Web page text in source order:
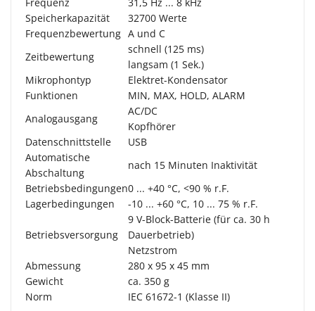
Speicherkapazität
32700 Werte
Frequenzbewertung A und C
Zeitbewertung
schnell (125 ms)
langsam (1 Sek.)
Mikrophontyp
Elektret-Kondensator
Funktionen
MIN, MAX, HOLD, ALARM
Analogausgang
AC/DC
Kopfhörer
Datenschnittstelle
USB
Automatische
Abschaltung
nach 15 Minuten Inaktivität
Betriebsbedingungen0 ... +40 °C, <90 % r.F.
Lagerbedingungen
-10 ... +60 °C, 10 ... 75 % r.F.
Betriebsversorgung
9 V-Block-Batterie (für ca. 30 h
Dauerbetrieb)
Netzstrom
Abmessung
280 x 95 x 45 mm
Gewicht
ca. 350 g
Norm
IEC 61672-1 (Klasse II)